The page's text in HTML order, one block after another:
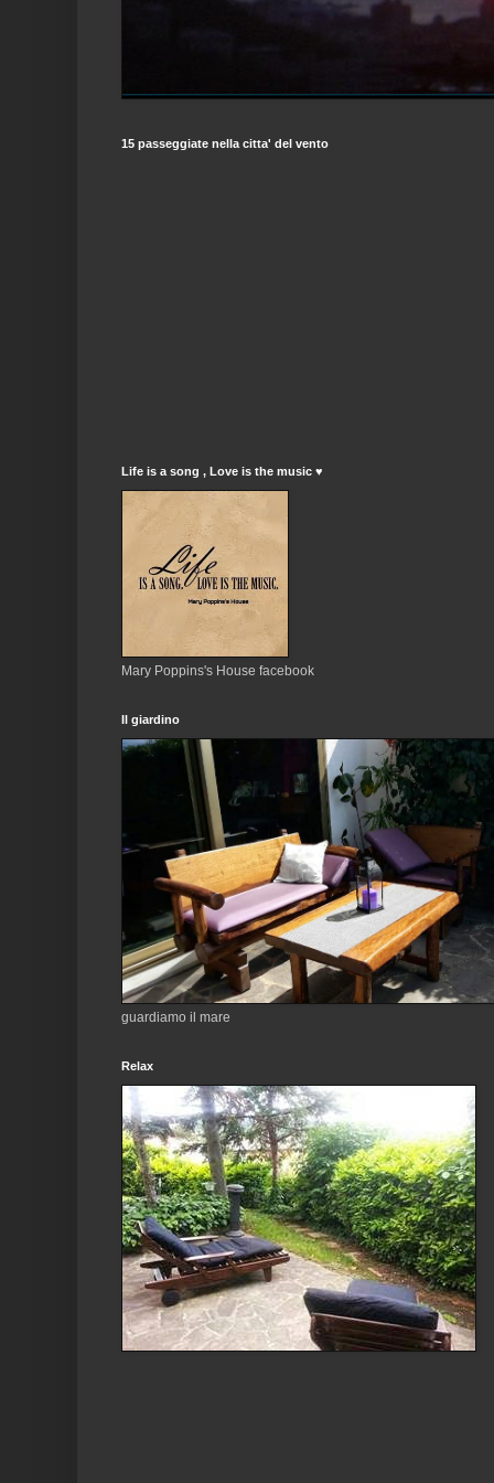
15 passeggiate nella citta' del vento
Life is a song , Love is the music ♥
Mary Poppins's House facebook
Il giardino
guardiamo il mare
Relax